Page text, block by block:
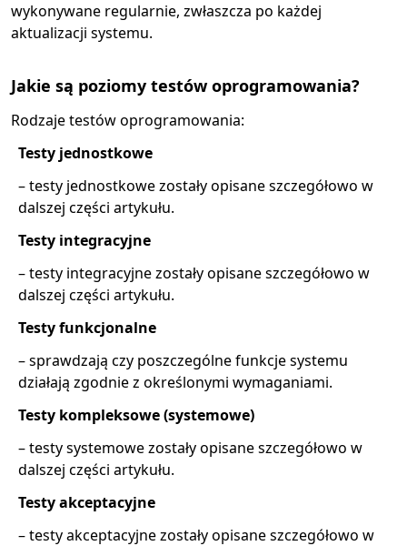
wykonywane regularnie, zwłaszcza po każdej
aktualizacji systemu.
Jakie są poziomy testów oprogramowania?
Rodzaje testów oprogramowania:
Testy jednostkowe
– testy jednostkowe zostały opisane szczegółowo w
dalszej części artykułu.
Testy integracyjne
– testy integracyjne zostały opisane szczegółowo w
dalszej części artykułu.
Testy funkcjonalne
– sprawdzają czy poszczególne funkcje systemu
działają zgodnie z określonymi wymaganiami.
Testy kompleksowe (systemowe)
– testy systemowe zostały opisane szczegółowo w
dalszej części artykułu.
Testy akceptacyjne
– testy akceptacyjne zostały opisane szczegółowo w